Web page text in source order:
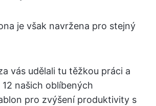
je však navržena pro stejný
vás udělali tu těžkou práci a
našich oblíbených
pro zvýšení produktivity s